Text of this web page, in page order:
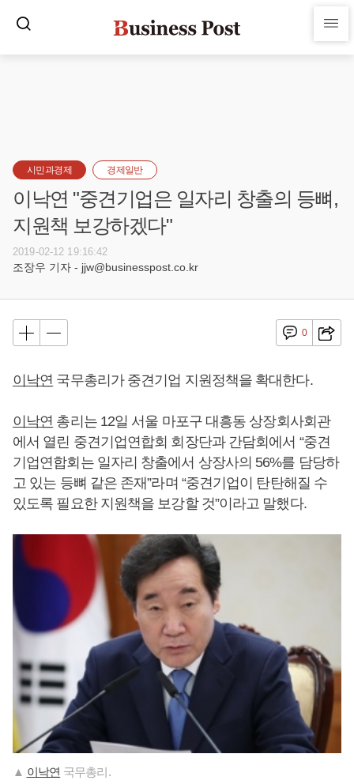
시민과경제 경제일반
이낙연 "중견기업은 일자리 창출의 등뼈,
지원책 보강하겠다"
2019-02-12 19:16:42
조장우 기자 - jjw@businesspost.co.kr
0
이낙연 국무총리가 중견기업 지원정책을 확대한다.
이낙연 총리는 12일 서울 마포구 대흥동 상장회사회관
에서 열린 중견기업연합회 회장단과 간담회에서 “중견
기업연합회는 일자리 창출에서 상장사의 56%를 담당하
고 있는 등뼈 같은 존재”라며 “중견기업이 탄탄해질 수
있도록 필요한 지원책을 보강할 것”이라고 말했다.
▲ 이낙연 국무총리.